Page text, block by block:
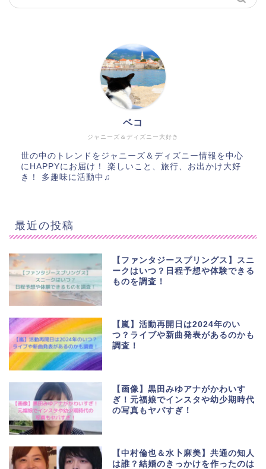
ジャニーズ＆ディズニー大好き
ベコ
世の中のトレンドをジャニーズ＆ディズニー情報を中心
にHAPPYにお届け！ 楽しいこと、旅行、お出かけ大好
き！ 多趣味に活動中♫
最近の投稿
【ファンタジースプリングス】スニ
ークはいつ？日程予想や体験できる
ものを調査！
【嵐】活動再開日は2024年のい
つ？ライブや新曲発表があるのかも
調査！
【画像】黒田みゆアナがかわいす
ぎ！元福娘でインスタや幼少期時代
の写真もヤバすぎ！
【中村倫也＆水卜麻美】共通の知人
は誰？結婚のきっかけを作ったのは